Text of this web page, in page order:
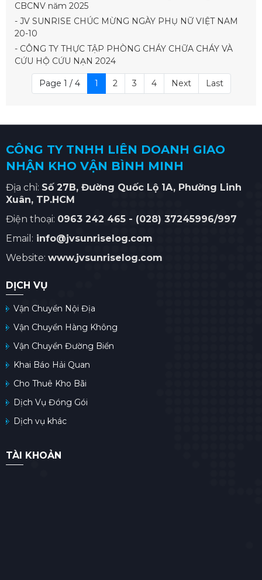
CBCNV năm 2025
- JV SUNRISE CHÚC MỪNG NGÀY PHỤ NỮ VIỆT NAM
20-10
- CÔNG TY THỰC TẬP PHÒNG CHÁY CHỮA CHÁY VÀ
CỨU HỘ CỨU NẠN 2024
Page 1 / 4 1 2 3 4 Next Last
CÔNG TY TNHH LIÊN DOANH GIAO
NHẬN KHO VẬN BÌNH MINH
Địa chỉ: Số 27B, Đường Quốc Lộ 1A, Phường Linh
Xuân, TP.HCM
Điện thoại: 0963 242 465 - (028) 37245996/997
Email: info@jvsunriselog.com
Website: www.jvsunriselog.com
DỊCH VỤ
Vận Chuyển Nội Địa
Vận Chuyển Hàng Không
Vận Chuyển Đường Biển
Khai Báo Hải Quan
Cho Thuê Kho Bãi
Dịch Vụ Đóng Gói
Dịch vụ khác
TÀI KHOẢN